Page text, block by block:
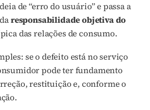
de “erro do usuário” e passa a
responsabilidade objetiva do
das relações de consumo.
se o defeito está no serviço
pode ter fundamento
restituição e, conforme o